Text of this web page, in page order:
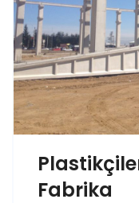
Fabrika